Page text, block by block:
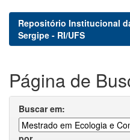
Repositório Institucional
Sergipe - RI/UFS
Página de
Buscar em: